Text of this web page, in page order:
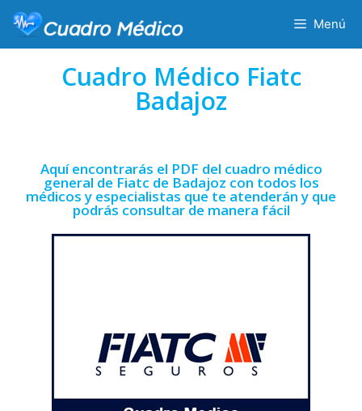
Menú
Cuadro Médico Fiatc
Badajoz
Aquí encontrarás el PDF del cuadro médico
general de Fiatc de Badajoz con todos los
médicos y especialistas que te atenderán y que
podrás consultar de manera fácil